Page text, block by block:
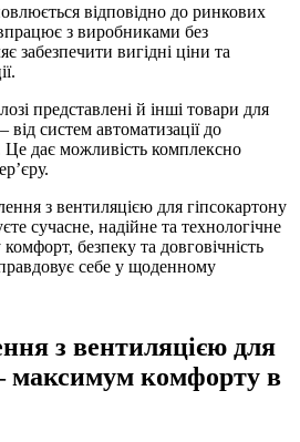
відповідно до ринкових
з виробниками без
забезпечити вигідні ціни та
представлені й інші товари для
систем автоматизації до
Це дає можливість комплексно
з вентиляцією для гіпсокартону
сучасне, надійне та технологічне
безпеку та довговічність
себе у щоденному
з вентиляцією для
максимум комфорту в